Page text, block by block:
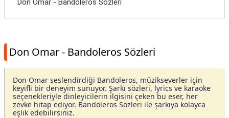
Don Omar - Bandoleros Sözleri
Don Omar - Bandoleros Sözleri
Don Omar seslendirdiği Bandoleros, müzikseverler için
keyifli bir deneyim sunuyor. Şarkı sözleri, lyrics ve karaoke
seçenekleriyle dinleyicilerin ilgisini çeken bu eser, her
zevke hitap ediyor. Bandoleros Sözleri ile şarkıya kolayca
eşlik edebilirsiniz.